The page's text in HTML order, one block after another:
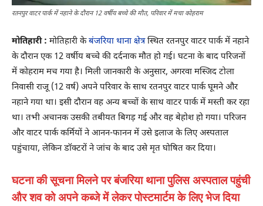
रतनपुर वाटर पार्क में नहाने के दौरान 12 वर्षीय बच्चे की मौत, परिवार में मचा कोहराम
मोतिहारी : मोतिहारी केबंजरिया थाना क्षेत्रस्थित रतनपुर वाटर पार्क में नहाने
के दौरान एक 12 वर्षीय बच्चे की दर्दनाक मौत हो गई। घटना के बाद परिजनों
में कोहराम मच गया है। मिली जानकारी के अनुसार, अगरवा मस्जिद टोला
निवासी राजू (12 वर्ष) अपने परिवार के साथ रतनपुर वाटर पार्क घूमने और
नहाने गया था। इसी दौरान वह अन्य बच्चों के साथ वाटर पार्क में मस्ती कर रहा
था। तभी अचानक उसकी तबीयत बिगड़ गई और वह बेहोश हो गया। परिजन
और वाटर पार्क कर्मियों ने आनन-फानन में उसे इलाज के लिए अस्पताल
पहुंचाया, लेकिन डॉक्टरों ने जांच के बाद उसे मृत घोषित कर दिया।
घटना की सूचना मिलने पर बंजरिया थाना पुलिस अस्पताल पहुंची
और शव को अपने कब्जे में लेकर पोस्टमार्टम के लिए भेज दिया